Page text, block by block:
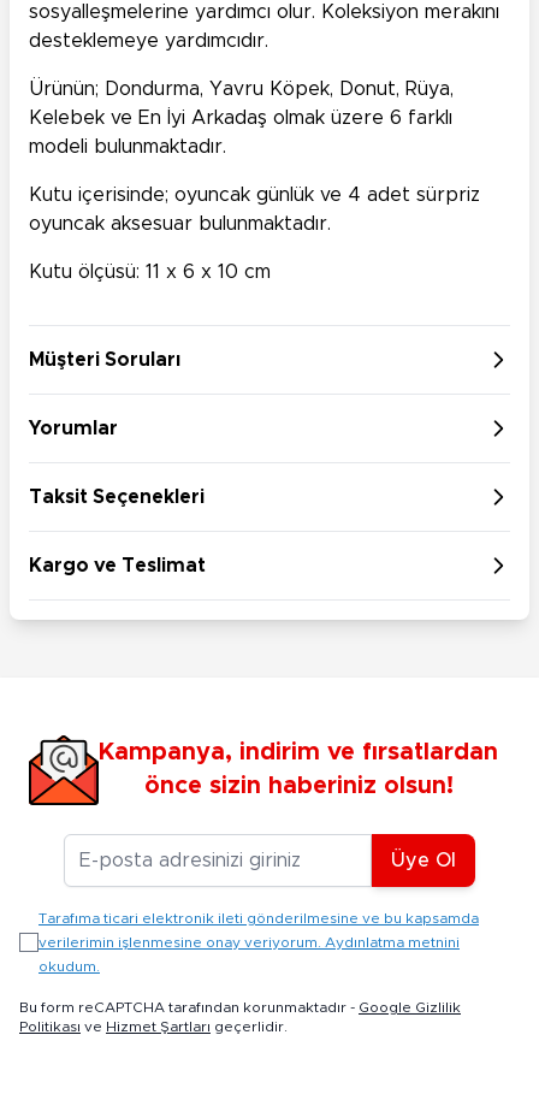
sosyalleşmelerine yardımcı olur. Koleksiyon merakını
desteklemeye yardımcıdır.
Ürünün; Dondurma, Yavru Köpek, Donut, Rüya,
Kelebek ve En İyi Arkadaş olmak üzere 6 farklı
modeli bulunmaktadır.
Kutu içerisinde; oyuncak günlük ve 4 adet sürpriz
oyuncak aksesuar bulunmaktadır.
Kutu ölçüsü: 11 x 6 x 10 cm
Müşteri Soruları
Yorumlar
Taksit Seçenekleri
Kargo ve Teslimat
Kampanya, indirim ve fırsatlardan
önce sizin haberiniz olsun!
E-posta Adresiniz
Üye Ol
Tarafıma ticari elektronik ileti gönderilmesine ve bu kapsamda
verilerimin işlenmesine onay veriyorum. Aydınlatma metnini
okudum.
Bu form reCAPTCHA tarafından korunmaktadır - Google Gizlilik
Politikası ve Hizmet Şartları geçerlidir.